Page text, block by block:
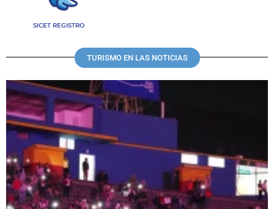
SICET REGISTRO
TURISMO EN LAS NOTICIAS
P
a
P
a
g
P
a
g
P
a
g
a
g